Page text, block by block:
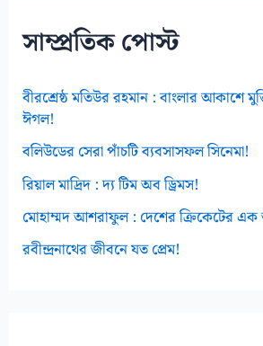
সাম্প্রতিক পোস্ট
বীরশ্রেষ্ঠ মতিউর রহমান : বাংলার আকাশে
ঈগল!
বলিউডের সেরা পাঁচটি ব্যবসাসফল সিনেমা!
রিয়াল মাদ্রিদ : দ্য টিম অব ড্রিমস!
মোহাম্মদ আশরাফুল : দেশের ক্রিকেটের
রবীন্দ্রনাথের জীবনে যত প্রেম!